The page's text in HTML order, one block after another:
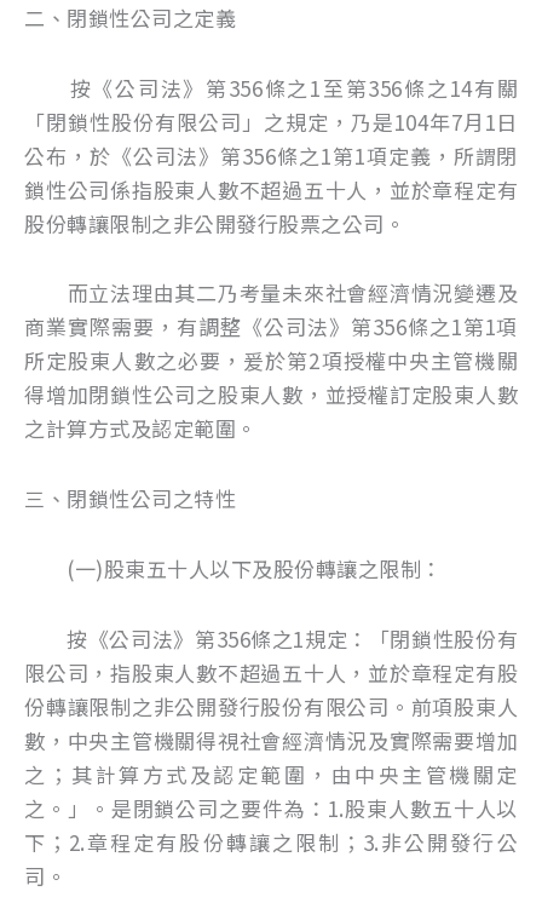
二、閉鎖性公司之定義
按《公司法》第356條之1至第356條之14有關
「閉鎖性股份有限公司」之規定，乃是104年7月1日
公布，於《公司法》第356條之1第1項定義，所謂閉
鎖性公司係指股東人數不超過五十人，並於章程定有
股份轉讓限制之非公開發行股票之公司。
而立法理由其二乃考量未來社會經濟情況變遷及
商業實際需要，有調整《公司法》第356條之1第1項
所定股東人數之必要，爰於第2項授權中央主管機關
得增加閉鎖性公司之股東人數，並授權訂定股東人數
之計算方式及認定範圍。
三、閉鎖性公司之特性
(一)股東五十人以下及股份轉讓之限制：
按《公司法》第356條之1規定：「閉鎖性股份有
限公司，指股東人數不超過五十人，並於章程定有股
份轉讓限制之非公開發行股份有限公司。前項股東人
數，中央主管機關得視社會經濟情況及實際需要增加
之；其計算方式及認定範圍，由中央主管機關定
之。」。是閉鎖公司之要件為：1.股東人數五十人以
下；2.章程定有股份轉讓之限制；3.非公開發行公
司。